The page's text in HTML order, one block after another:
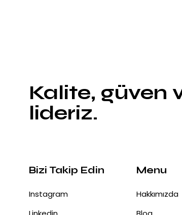
Kalite, güven
lideriz.
Bizi Takip Edin
Instagram
Menu
Hakkımızda